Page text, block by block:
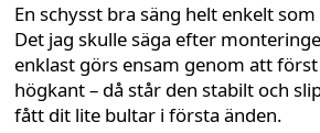
En schysst bra säng helt enkelt
Det jag skulle säga efter
enklast görs ensam genom att
högkant – då står den stabilt och
fått dit lite bultar i första änden.